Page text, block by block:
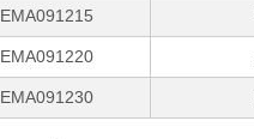
EMA091215
EMA091220
EMA091230